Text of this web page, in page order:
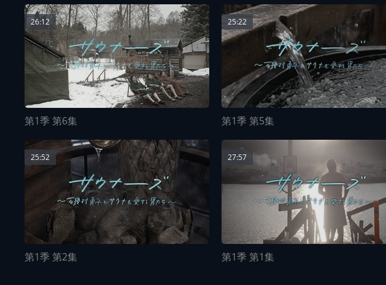
第1季 第6集
26:12
第1季 第5集
25:22
第1季 第2集
25:52
第1季 第1集
27:57